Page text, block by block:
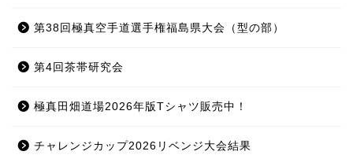
第38回極真空手道選手権福島県大会（型の部）
第4回茶帯研究会
極真田畑道場2026年版Tシャツ販売中！
チャレンジカップ2026リベンジ大会結果